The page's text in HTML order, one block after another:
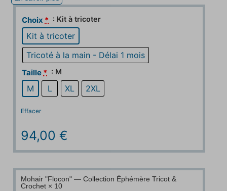
Choix * : Kit à tricoter
Kit à tricoter
Tricoté à la main - Délai 1 mois
Taille * : M
M L XL 2XL
Effacer
94,00€
Mohair "Flocon" — Collection Éphémère Tricot &
Crochet × 10